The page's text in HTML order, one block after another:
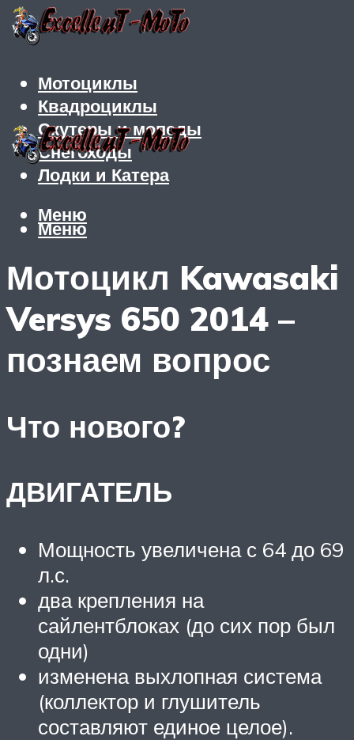
Мотоциклы
Квадроциклы
Скутеры и мопеды
Снегоходы
Лодки и Катера
Меню
Меню
Мотоцикл Kawasaki
Versys 650 2014 –
познаем вопрос
Что нового?
ДВИГАТЕЛЬ
Мощность увеличена с 64 до 69
л.с.
два крепления на
сайлентблоках (до сих пор был
одни)
изменена выхлопная система
(коллектор и глушитель
составляют единое целое).